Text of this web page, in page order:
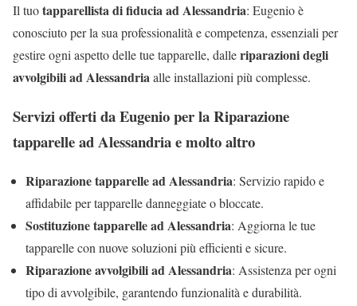
Il tuotapparellista di fiducia ad Alessandria: Eugenio è
conosciuto per la sua professionalità e competenza, essenziali per
gestire ogni aspetto delle tue tapparelle, dalleriparazioni degli
avvolgibili ad Alessandriaalle installazioni più complesse.
Servizi offerti da Eugenio per la Riparazione
tapparelle ad Alessandria e molto altro
Riparazione tapparelle ad Alessandria: Servizio rapido e
affidabile per tapparelle danneggiate o bloccate.
Sostituzione tapparelle ad Alessandria: Aggiorna le tue
tapparelle con nuove soluzioni più efficienti e sicure.
Riparazione avvolgibili ad Alessandria: Assistenza per ogni
tipo di avvolgibile, garantendo funzionalità e durabilità.